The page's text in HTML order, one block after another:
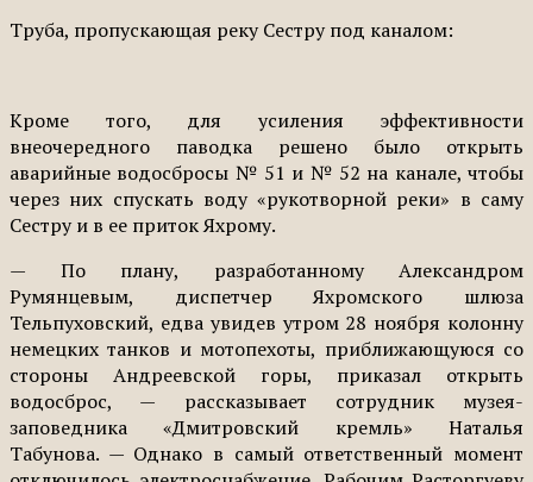
Труба, пропускающая реку Сестру под каналом:
Кроме того, для усиления эффективности
внеочередного паводка решено было открыть
аварийные водосбросы № 51 и № 52 на канале, чтобы
через них спускать воду «рукотворной реки» в саму
Сестру и в ее приток Яхрому.
— По плану, разработанному Александром
Румянцевым, диспетчер Яхромского шлюза
Тельпуховский, едва увидев утром 28 ноября колонну
немецких танков и мотопехоты, приближающуюся со
стороны Андреевской горы, приказал открыть
водосброс, — рассказывает сотрудник музея-
заповедника «Дмитровский кремль» Наталья
Табунова. — Однако в самый ответственный момент